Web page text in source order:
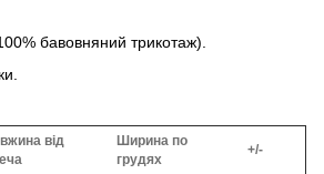
бавовняний трикотаж).
від
Ширина по
грудях
+/-